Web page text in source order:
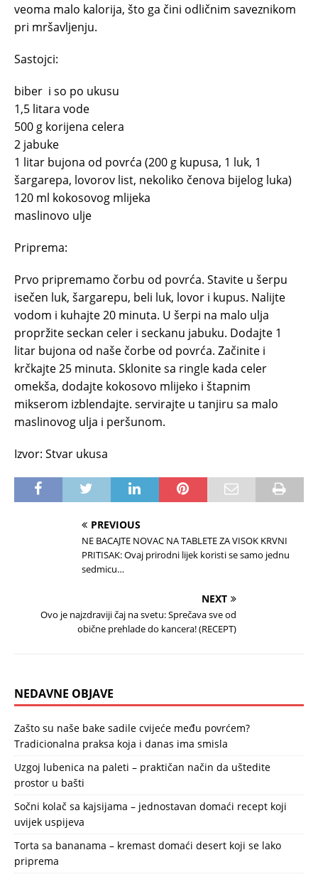
veoma malo kalorija, što ga čini odličnim saveznikom
pri mršavljenju.
Sastojci:
biber i so po ukusu
1,5 litara vode
500 g korijena celera
2 jabuke
1 litar bujona od povrća (200 g kupusa, 1 luk, 1
šargarepa, lovorov list, nekoliko čenova bijelog luka)
120 ml kokosovog mlijeka
maslinovo ulje
Priprema:
Prvo pripremamo čorbu od povrća. Stavite u šerpu
isečen luk, šargarepu, beli luk, lovor i kupus. Nalijte
vodom i kuhajte 20 minuta. U šerpi na malo ulja
propržite seckan celer i seckanu jabuku. Dodajte 1
litar bujona od naše čorbe od povrća. Začinite i
krčkajte 25 minuta. Sklonite sa ringle kada celer
omekša, dodajte kokosovo mlijeko i štapnim
mikserom izblendajte. servirajte u tanjiru sa malo
maslinovog ulja i peršunom.
Izvor: Stvar ukusa
PREVIOUS
NE BACAJTE NOVAC NA TABLETE ZA VISOK KRVNI
PRITISAK: Ovaj prirodni lijek koristi se samo jednu
sedmicu…
NEXT
Ovo je najzdraviji čaj na svetu: Sprečava sve od
obične prehlade do kancera! (RECEPT)
NEDAVNE OBJAVE
Zašto su naše bake sadile cvijeće među povrćem?
Tradicionalna praksa koja i danas ima smisla
Uzgoj lubenica na paleti – praktičan način da uštedite
prostor u bašti
Sočni kolač sa kajsijama – jednostavan domaći recept koji
uvijek uspijeva
Torta sa bananama – kremast domaći desert koji se lako
priprema